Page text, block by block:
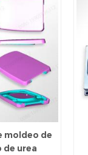
moldeo de
de urea